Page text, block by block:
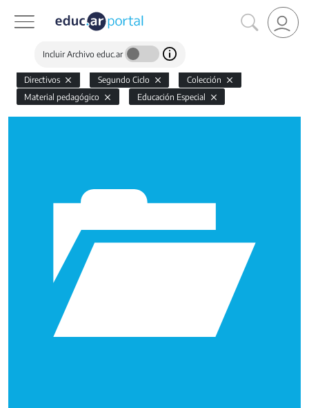
Incluir Archivo educ.ar
Directivos Segundo Ciclo
Colección
Material pedagógico
Educación Especial